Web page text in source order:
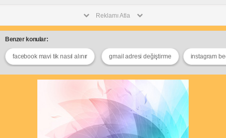
Reklamı Atla
Benzer konular:
facebook mavi tik nasıl alınır gmail adresi değiştirme instagram